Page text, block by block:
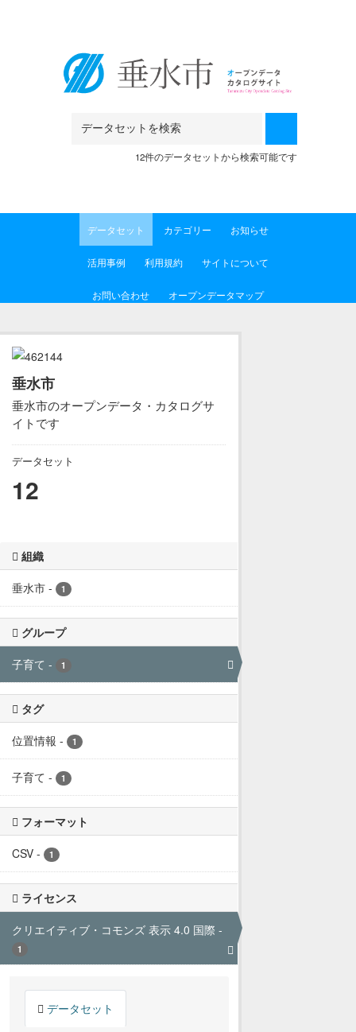
12件のデータセットから検索可能です
データセット カテゴリー お知らせ
活用事例 利用規約 サイトについて
お問い合わせ オープンデータマップ
垂水市
垂水市のオープンデータ・カタログサ
イトです
データセット
12
組織
垂水市 - 1
グループ
子育て - 1
タグ
位置情報 - 1
子育て - 1
フォーマット
CSV - 1
ライセンス
クリエイティブ・コモンズ 表示 4.0 国際 -
1
データセット